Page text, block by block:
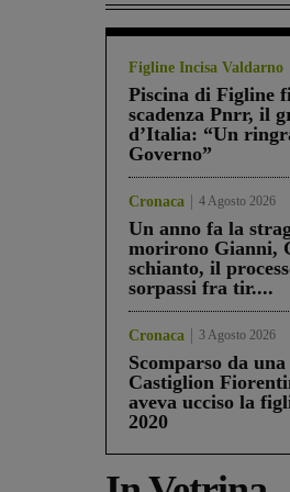
Figline Incisa Valdarno
Piscina di Figline
scadenza Pnrr, il
d’Italia: “Un
Governo”
Cronaca 4 Agosto 2026
Un anno fa la
morirono Gianni,
schianto, il
sorpassi fra tir....
Cronaca 3 Agosto 2026
Scomparso da
Castiglion
aveva ucciso la
2020